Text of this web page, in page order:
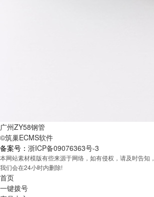
广州ZY58钢管
©筑巢ECMS软件
备案号： 浙ICP备09076363号-3
本网站素材模版有些来源于网络，如有侵权，请及时告知，
我们会在24小时内删除!
首页
一键拨号